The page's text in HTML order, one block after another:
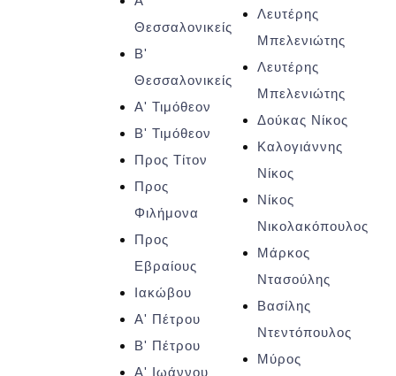
Θεσσαλονικείς
Β'
Θεσσαλονικείς
Α' Τιμόθεον
Β' Τιμόθεον
Προς Τίτον
Προς
Φιλήμονα
Προς
Εβραίους
Ιακώβου
Α' Πέτρου
Β' Πέτρου
Α' Ιωάννου
Λευτέρης
Μπελενιώτης
Λευτέρης
Μπελενιώτης
Δούκας Νίκος
Καλογιάννης
Νίκος
Νίκος
Νικολακόπουλος
Μάρκος
Ντασούλης
Βασίλης
Ντεντόπουλος
Μύρος